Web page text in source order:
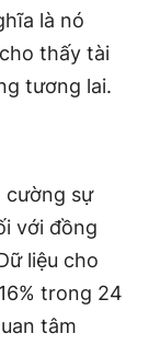
là nó
thấy tài
tương lai.
cường sự
với đồng
liệu cho
trong 24
tâm